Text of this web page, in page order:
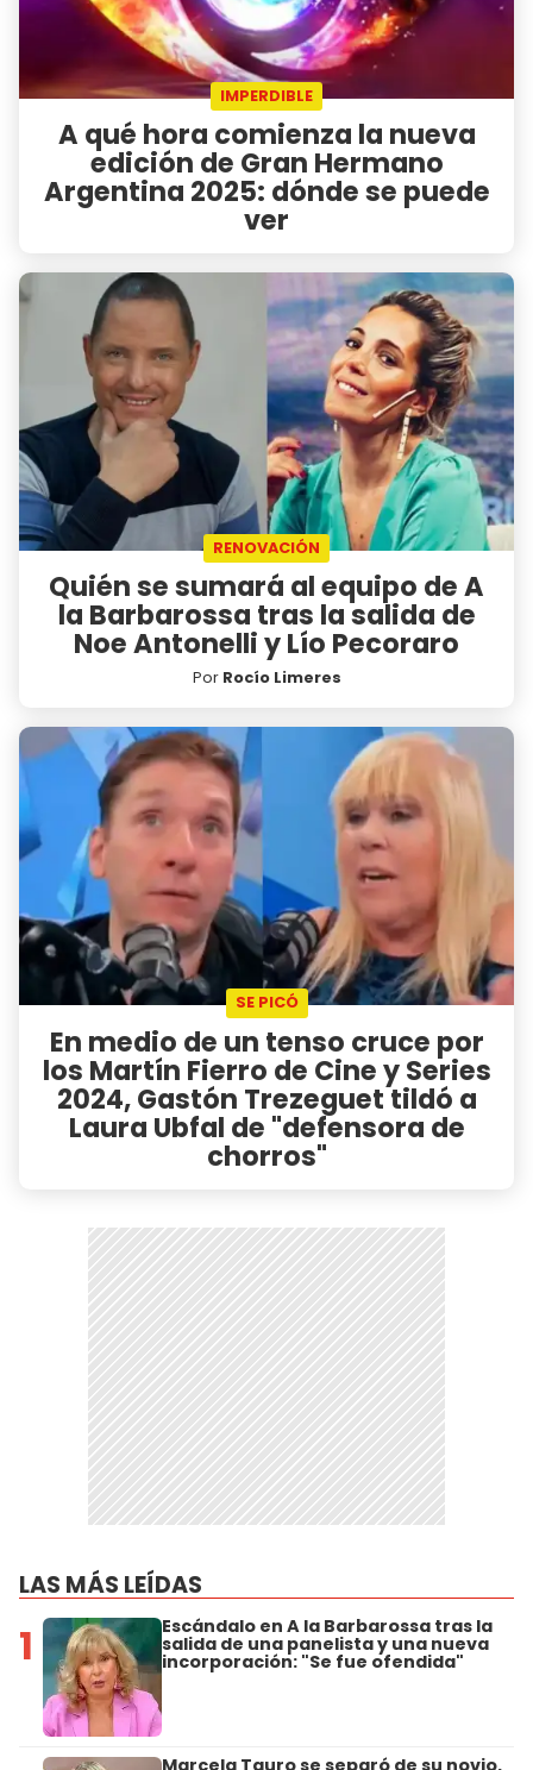
IMPERDIBLE
A qué hora comienza la nueva
edición de Gran Hermano
Argentina 2025: dónde se puede
ver
RENOVACIÓN
Quién se sumará al equipo de A
la Barbarossa tras la salida de
Noe Antonelli y Lío Pecoraro
Por Rocío Limeres
SE PICÓ
En medio de un tenso cruce por
los Martín Fierro de Cine y Series
2024, Gastón Trezeguet tildó a
Laura Ubfal de "defensora de
chorros"
LAS MÁS LEÍDAS
1 Escándalo en A la Barbarossa tras la
salida de una panelista y una nueva
incorporación: "Se fue ofendida"
Marcela Tauro se separó de su novio,